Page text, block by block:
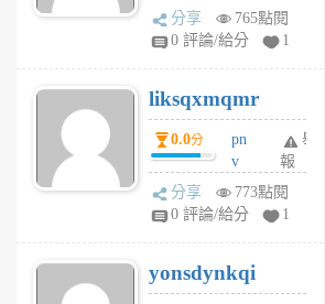
rv
pj
6
個
月
前
分享
765點閱
0 評論/給分
1
liksqxmqmr
0.0分
pn
v
wt
sv
6
個
舉
報
分享
773點閱
0 評論/給分
1
yonsdynkqi